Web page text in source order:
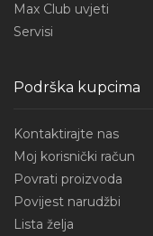
Max Club uvjeti
Servisi
Podrška kupcima
Kontaktirajte nas
Moj korisnički račun
Povrati proizvoda
Povijest narudžbi
Lista želja